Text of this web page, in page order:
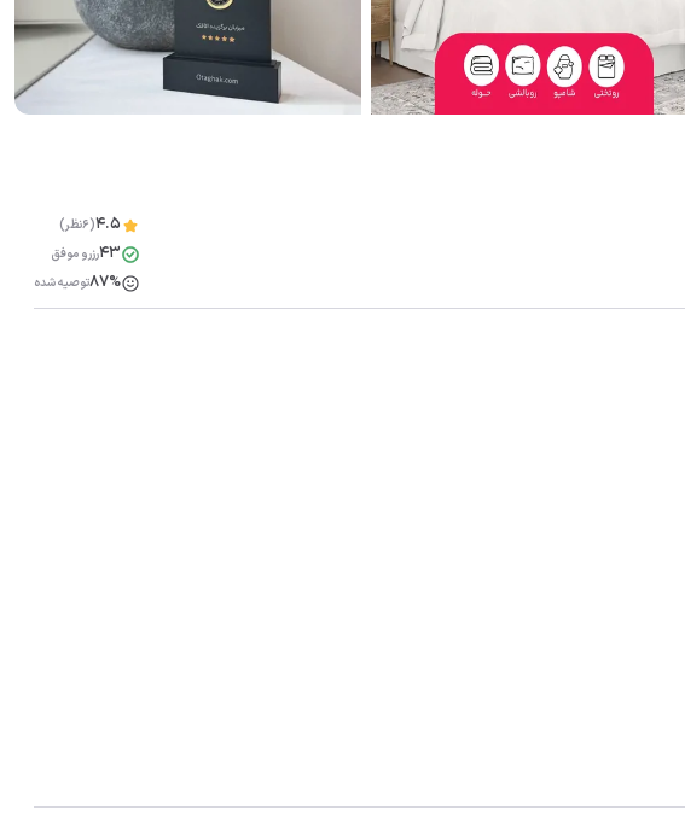
مشاهده همه تصاویر(10
)
4.5(6نظر)
43رزرو موفق
87%توصیه شده